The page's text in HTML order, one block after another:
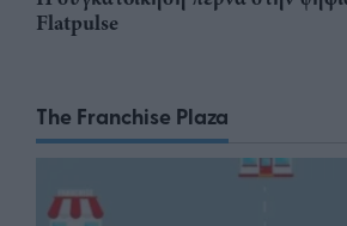
Flatpulse
The Franchise Plaza